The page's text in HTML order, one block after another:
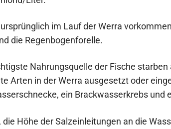
im Lauf der Werra
die Regenbogenforelle.
Nahrungsquelle der Fische
Arten in der Werra ausgesetzt oder
ein Brackwasserkrebs und
Höhe der Salzeinleitungen an die